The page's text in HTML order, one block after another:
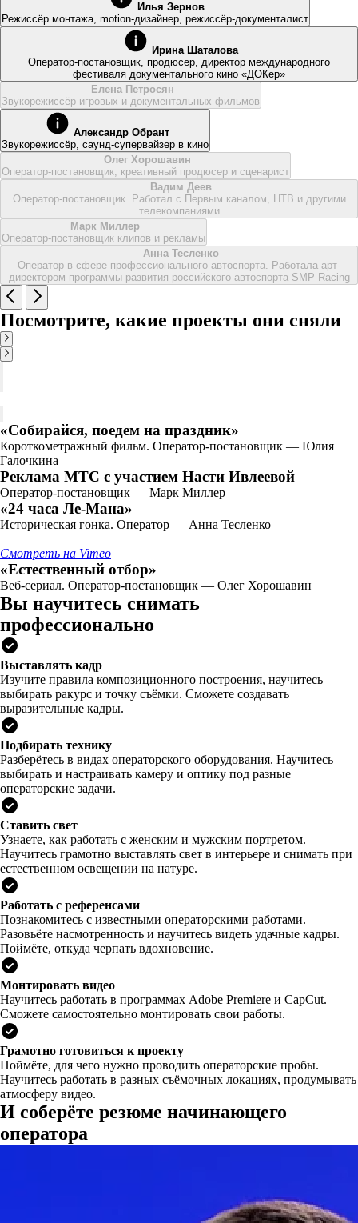
Илья Зернов
Режиссёр монтажа, motion-дизайнер, режиссёр-документалист
Ирина Шаталова
Оператор-постановщик, продюсер, директор международного
фестиваля документального кино «ДОКер»
Елена Петросян
Звукорежиссёр игровых и документальных фильмов
Александр Обрант
Звукорежиссёр, саунд-супервайзер в кино
Олег Хорошавин
Оператор-постановщик, креативный продюсер и сценарист
Вадим Деев
Оператор-постановщик. Работал с Первым каналом, НТВ и другими
телекомпаниями
Марк Миллер
Оператор-постановщик клипов и рекламы
Анна Тесленко
Оператор в сфере профессионального автоспорта. Работала арт-
директором программы развития российского автоспорта SMP Racing
Посмотрите, какие проекты они сняли
«Собирайся, поедем на праздник»
Короткометражный фильм. Оператор-постановщик — Юлия
Галочкина
Реклама МТС с участием Насти Ивлеевой
Оператор-постановщик — Марк Миллер
«24 часа Ле-Мана»
Историческая гонка. Оператор — Анна Тесленко
Смотреть на Vimeo
«Естественный отбор»
Веб-сериал. Оператор-постановщик — Олег Хорошавин
Вы научитесь снимать
профессионально
Выставлять кадр
Изучите правила композиционного построения, научитесь
выбирать ракурс и точку съёмки. Сможете создавать
выразительные кадры.
Подбирать технику
Разберётесь в видах операторского оборудования. Научитесь
выбирать и настраивать камеру и оптику под разные
операторские задачи.
Ставить свет
Узнаете, как работать с женским и мужским портретом.
Научитесь грамотно выставлять свет в интерьере и снимать при
естественном освещении на натуре.
Работать с референсами
Познакомитесь с известными операторскими работами.
Разовьёте насмотренность и научитесь видеть удачные кадры.
Поймёте, откуда черпать вдохновение.
Монтировать видео
Научитесь работать в программах Adobe Premiere и CapCut.
Сможете самостоятельно монтировать свои работы.
Грамотно готовиться к проекту
Поймёте, для чего нужно проводить операторские пробы.
Научитесь работать в разных съёмочных локациях, продумывать
атмосферу видео.
И соберёте резюме начинающего
оператора